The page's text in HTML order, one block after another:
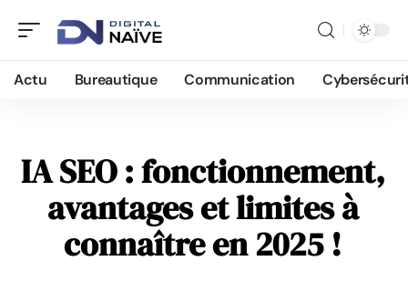
Actu Bureautique Communication
IA SEO : fonctionnement,
avantages et limites à
connaître en 2025 !